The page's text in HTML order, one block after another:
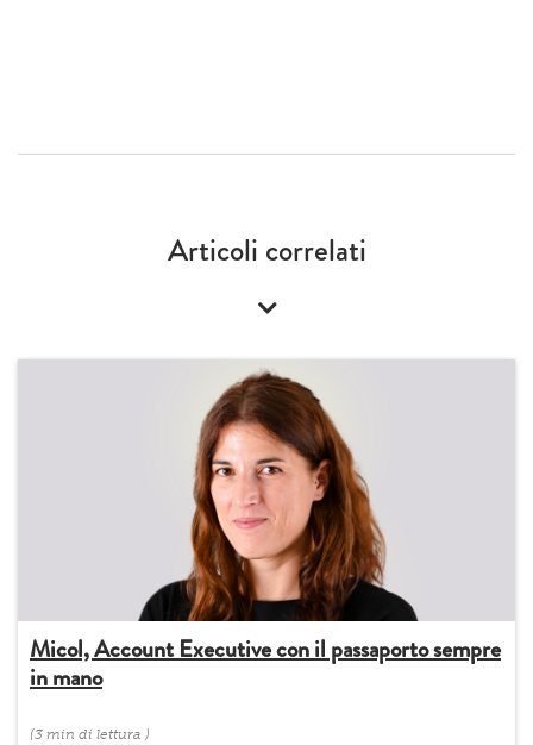
Articoli correlati
Micol, Account Executive con il passaporto sempre
in mano
(3 min di lettura )